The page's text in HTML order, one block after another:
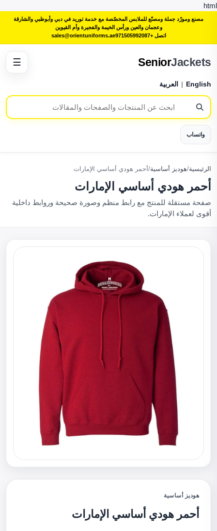
html
مصنع ومورّد جملة ومصنّع للملابس المخصّصة مع خدمة توريد في دبي وأبوظبي والشارقة
وعجمان والعين ورأس الخيمة والفجيرة وأم القيوين
اتصل +971505992087
sales@orientuniforms.ae
SeniorJackets
English
| العربية
واتساب
☰
الرئيسية/هوديز أساسية/أحمر هودي أساسي الإمارات
أحمر هودي أساسي الإمارات
صفحة مستقلة للمنتج مع رابط منظم وصورة صحيحة وروابط داخلية
أقوى لعملاء الإمارات.
هوديز أساسية
أحمر هودي أساسي الإمارات